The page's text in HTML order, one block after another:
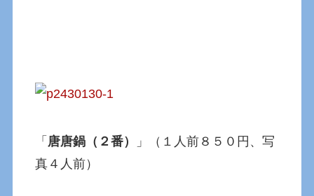
「 唐唐鍋（２番）
」（１人前８５０円、写
真４人前）